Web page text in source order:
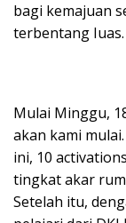
bagi kemajuan
terbentang Iuas.
Mulai Minggu,
akan kami
ini, 10
tingkat akar
Setelah itu,